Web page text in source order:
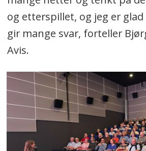
og etterspillet, og jeg er
gir mange svar, forteller
Avis.